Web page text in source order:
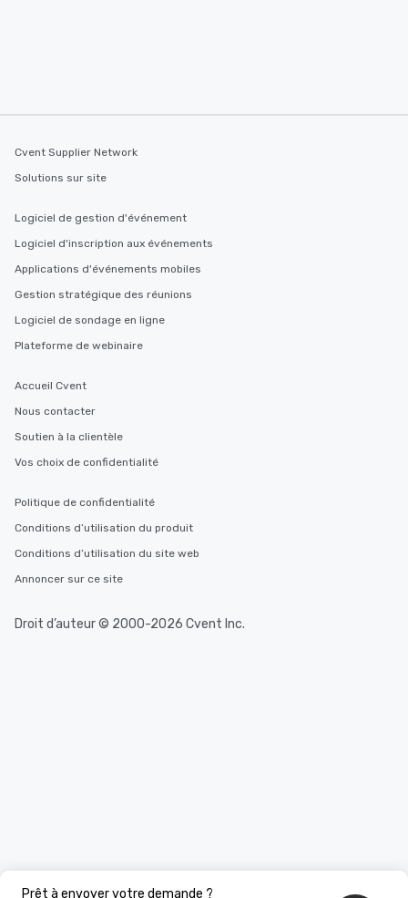
Prêt à envoyer votre demande ?
Cvent Supplier Network
Solutions sur site
Logiciel de gestion d'événement
Logiciel d'inscription aux événements
Applications d'événements mobiles
Gestion stratégique des réunions
Logiciel de sondage en ligne
Plateforme de webinaire
Accueil Cvent
Nous contacter
Soutien à la clientèle
Vos choix de confidentialité
Politique de confidentialité
Conditions d’utilisation du produit
Conditions d’utilisation du site web
Annoncer sur ce site
Droit d’auteur © 2000-2026 Cvent Inc.